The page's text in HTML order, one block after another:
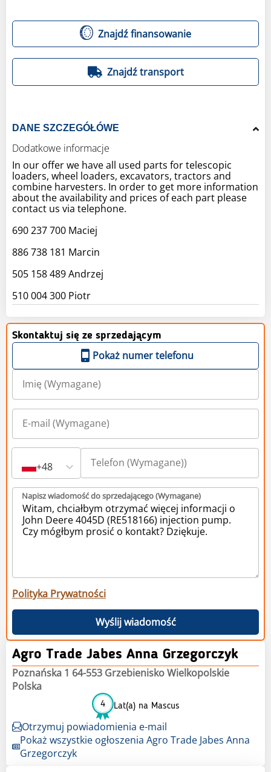
Znajdź finansowanie
Znajdź transport
DANE SZCZEGÓŁÓWE
Dodatkowe informacje
In our offer we have all used parts for telescopic
loaders, wheel loaders, excavators, tractors and
combine harvesters. In order to get more information
about the availability and prices of each part please
contact us via telephone.
690 237 700 Maciej
886 738 181 Marcin
505 158 489 Andrzej
510 004 300 Piotr
Skontaktuj się ze sprzedającym
Pokaż numer telefonu
+48
Napisz wiadomość do sprzedającego (Wymagane)
Polityka Prywatności
Wyślij wiadomość
Agro Trade Jabes Anna Grzegorczyk
Poznańska 1 64-553 Grzebienisko Wielkopolskie
Polska
4 Lat(a) na Mascus
Otrzymuj powiadomienia e-mail
Pokaż wszystkie ogłoszenia Agro Trade Jabes Anna
Grzegorczyk